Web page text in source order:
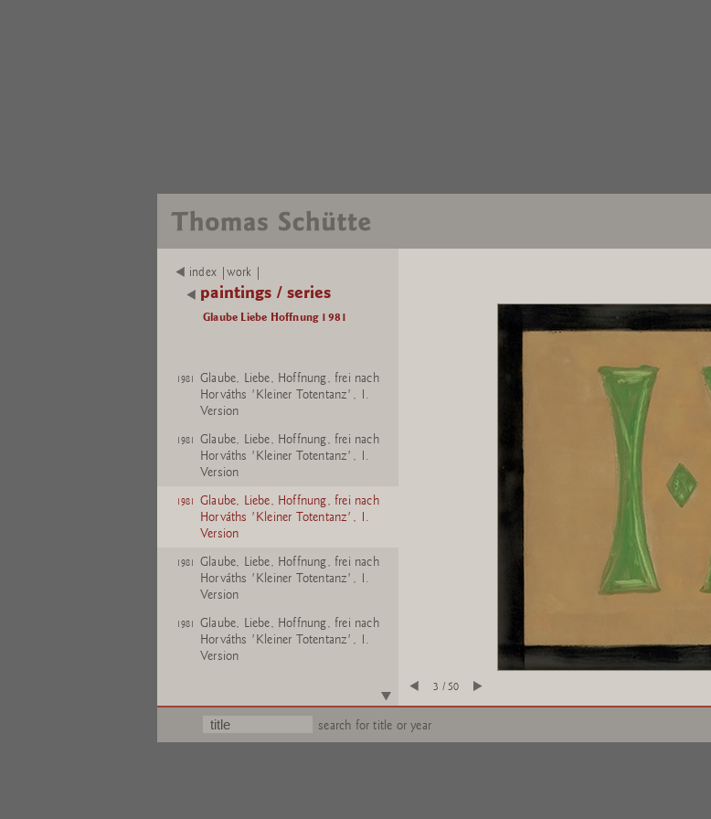
index |work |
paintings / series
Glaube Liebe Hoffnung 1981
1981
Glaube, Liebe, Hoffnung, frei nach
Horváths 'Kleiner Totentanz', 1.
Version
1981
Glaube, Liebe, Hoffnung, frei nach
Horváths 'Kleiner Totentanz', 1.
Version
1981
Glaube, Liebe, Hoffnung, frei nach
Horváths 'Kleiner Totentanz', 1.
Version
1981
Glaube, Liebe, Hoffnung, frei nach
Horváths 'Kleiner Totentanz', 1.
Version
1981
Glaube, Liebe, Hoffnung, frei nach
Horváths 'Kleiner Totentanz', 1.
Version
Version
1981 Glaube, Liebe, Hoffnung, frei nach
3 / 50
search for title or year